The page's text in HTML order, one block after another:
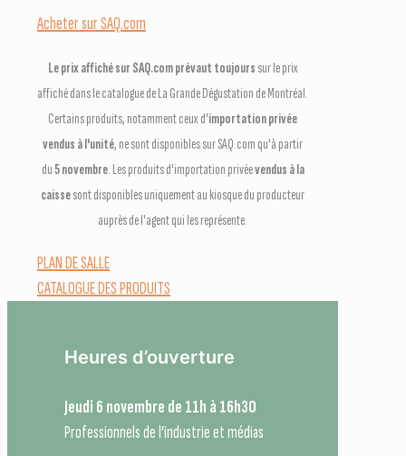
Acheter sur SAQ.com
Le prix affiché sur SAQ.com prévaut toujours sur le prix
affiché dans le catalogue de La Grande Dégustation de Montréal.
Certains produits, notamment ceux d'importation privée
vendus à l'unité, ne sont disponibles sur SAQ.com qu'à partir
du5 novembre. Les produits d'importation privéevendus à la
caissesont disponibles uniquement au kiosque du producteur
auprès de l'agent qui les représente.
PLAN DE SALLE
CATALOGUE DES PRODUITS
Heures d’ouverture
Jeudi 6 novembre de 11h à 16h30
Professionnels de l’industrie et médias